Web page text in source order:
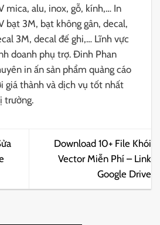
mica, alu, inox, gỗ, kính,… In
bạt 3M, bạt không gân, decal,
3M, decal đế ghi,… Lĩnh vực
doanh phụ trợ. Đinh Phan
in ấn sản phẩm quảng cáo
giá thành và dịch vụ tốt nhất
trường.
Download 10+ File Khói
Vector Miễn Phí – Link
Google Drive